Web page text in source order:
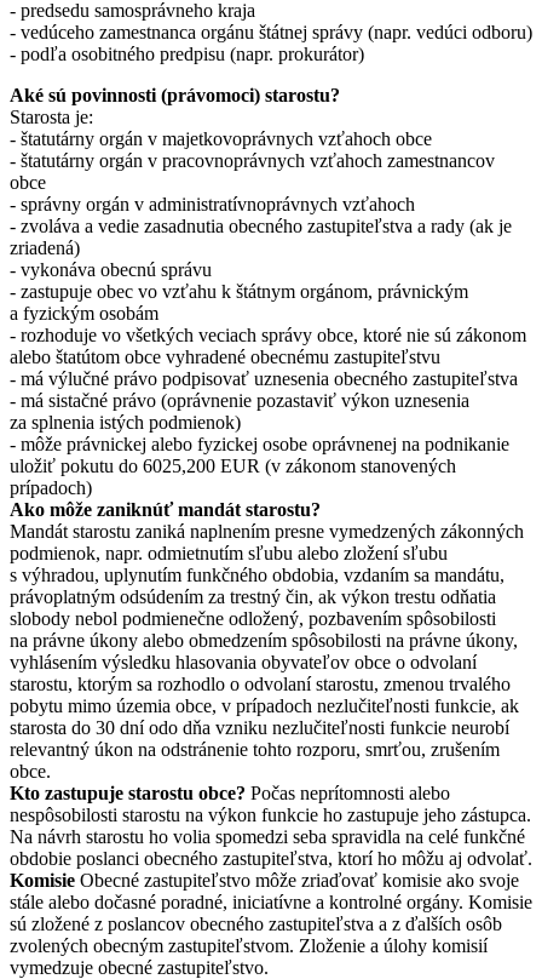
- predsedu samosprávneho kraja
- vedúceho zamestnanca orgánu štátnej správy (napr. vedúci odboru)
- podľa osobitného predpisu (napr. prokurátor)
Aké sú povinnosti (právomoci) starostu?
Starosta je:
- štatutárny orgán v majetkovoprávnych vzťahoch obce
- štatutárny orgán v pracovnoprávnych vzťahoch zamestnancov
obce
- správny orgán v administratívnoprávnych vzťahoch
- zvoláva a vedie zasadnutia obecného zastupiteľstva a rady (ak je
zriadená)
- vykonáva obecnú správu
- zastupuje obec vo vzťahu k štátnym orgánom, právnickým
a fyzickým osobám
- rozhoduje vo všetkých veciach správy obce, ktoré nie sú zákonom
alebo štatútom obce vyhradené obecnému zastupiteľstvu
- má výlučné právo podpisovať uznesenia obecného zastupiteľstva
- má sistačné právo (oprávnenie pozastaviť výkon uznesenia
za splnenia istých podmienok)
- môže právnickej alebo fyzickej osobe oprávnenej na podnikanie
uložiť pokutu do 6025,200 EUR (v zákonom stanovených
prípadoch)
Ako môže zaniknúť mandát starostu?
Mandát starostu zaniká naplnením presne vymedzených zákonných
podmienok, napr. odmietnutím sľubu alebo zložení sľubu
s výhradou, uplynutím funkčného obdobia, vzdaním sa mandátu,
právoplatným odsúdením za trestný čin, ak výkon trestu odňatia
slobody nebol podmienečne odložený, pozbavením spôsobilosti
na právne úkony alebo obmedzením spôsobilosti na právne úkony,
vyhlásením výsledku hlasovania obyvateľov obce o odvolaní
starostu, ktorým sa rozhodlo o odvolaní starostu, zmenou trvalého
pobytu mimo územia obce, v prípadoch nezlučiteľnosti funkcie, ak
starosta do 30 dní odo dňa vzniku nezlučiteľnosti funkcie neurobí
relevantný úkon na odstránenie tohto rozporu, smrťou, zrušením
obce.
Kto zastupuje starostu obce? Počas neprítomnosti alebo
nespôsobilosti starostu na výkon funkcie ho zastupuje jeho zástupca.
Na návrh starostu ho volia spomedzi seba spravidla na celé funkčné
obdobie poslanci obecného zastupiteľstva, ktorí ho môžu aj odvolať.
Komisie Obecné zastupiteľstvo môže zriaďovať komisie ako svoje
stále alebo dočasné poradné, iniciatívne a kontrolné orgány. Komisie
sú zložené z poslancov obecného zastupiteľstva a z ďalších osôb
zvolených obecným zastupiteľstvom. Zloženie a úlohy komisií
vymedzuje obecné zastupiteľstvo.